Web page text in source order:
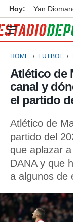
de
por
para
la
se
calidad.
las
y
forma
basada
Hoy: Yan
HOME FÚTBOL
Atlético de
canal y
el partido
Atlético de
partido del
que aplazar
DANA y que
a algunos de